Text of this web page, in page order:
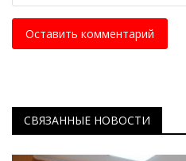
Оставить комментарий
СВЯЗАННЫЕ НОВОСТИ